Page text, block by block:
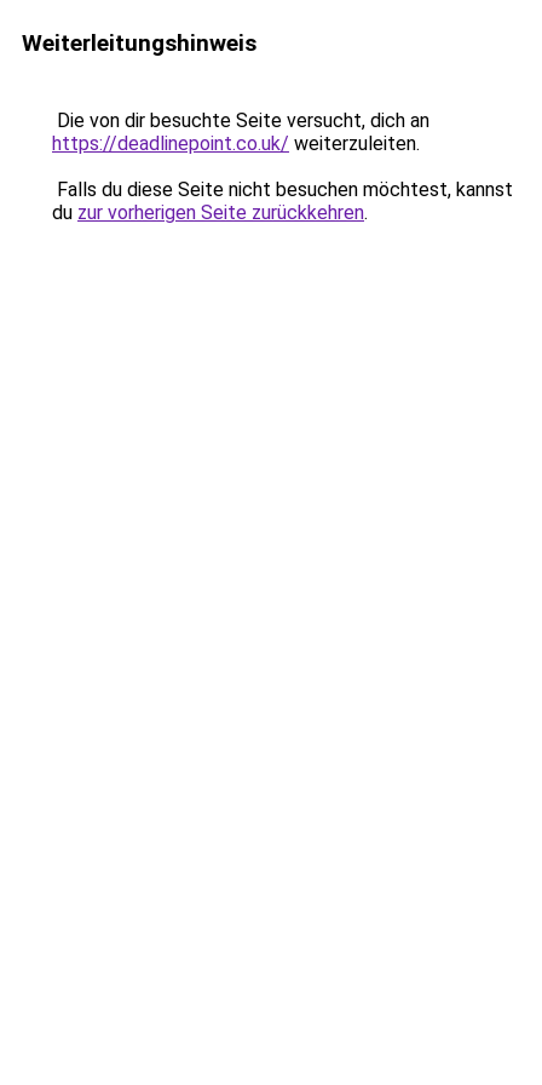
Weiterleitungshinweis
Die von dir besuchte Seite versucht, dich an
https://deadlinepoint.co.uk/ weiterzuleiten.
Falls du diese Seite nicht besuchen möchtest, kannst
du zur vorherigen Seite zurückkehren.